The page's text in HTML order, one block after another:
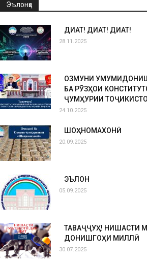
Эълонҳо
ДИҚҚАТ! ДИҚҚАТ! ДИҚҚАТ!
28.11.2025
ОЗМУНИ
БА РӮЗҲОИ
ҶУМҲУРИИ
24.10.2025
ШОҲНОМАХОНӢ
20.09.2025
ЭЪЛОН
05.09.2025
ТАВАҶҶУҲ! НИШАСТИ
ДОНИШГОҲИ МИЛЛӢ
30.07.2025